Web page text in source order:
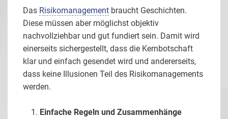
Das Risikomanagement braucht Geschichten.
Diese müssen aber möglichst objektiv
nachvollziehbar und gut fundiert sein. Damit wird
einerseits sichergestellt, dass die Kernbotschaft
klar und einfach gesendet wird und andererseits,
dass keine Illusionen Teil des Risikomanagements
werden.
Einfache Regeln und Zusammenhänge